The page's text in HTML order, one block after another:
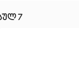
7